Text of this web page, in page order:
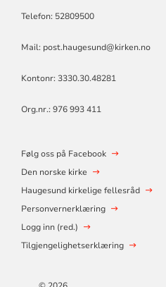
Telefon: 52809500
Mail: post.haugesund@kirken.no
Kontonr: 3330.30.48281
Org.nr.: 976 993 411
Følg oss på Facebook
Den norske kirke
Haugesund kirkelige fellesråd
Personvernerklæring
Logg inn (red.)
Tilgjengelighetserklæring